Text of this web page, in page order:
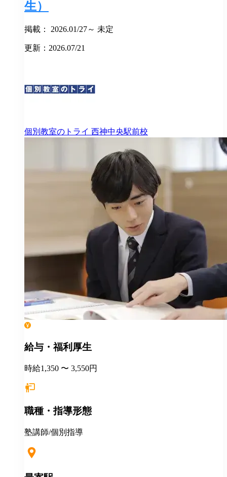
生）
掲載： 2026.01/27～ 未定
更新：2026.07/21
個別教室のトライ 西神中央駅前校
給与・福利厚生
時給1,350 〜 3,550円
職種・指導形態
塾講師/個別指導